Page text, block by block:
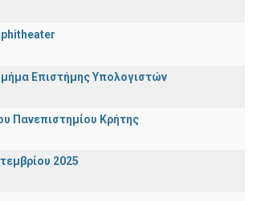
Επιστήμης Υπολογιστών
Πανεπιστημίου Κρήτης
2025